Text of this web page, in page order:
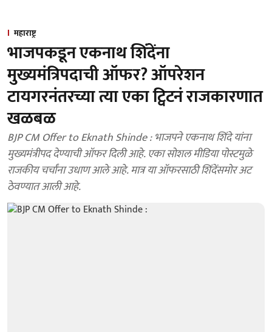
महाराष्ट्र
भाजपकडून एकनाथ शिंदेंना
मुख्यमंत्रिपदाची ऑफर? ऑपरेशन
टायगरनंतरच्या त्या एका ट्विटनं राजकारणात
खळबळ
BJP CM Offer to Eknath Shinde : भाजपने एकनाथ शिंदे यांना
मुख्यमंत्रीपद देण्याची ऑफर दिली आहे. एका सोशल मीडिया पोस्टमुळे
राजकीय चर्चांना उधाण आले आहे. मात्र या ऑफरसाठी शिंदेंसमोर अट
ठेवण्यात आली आहे.